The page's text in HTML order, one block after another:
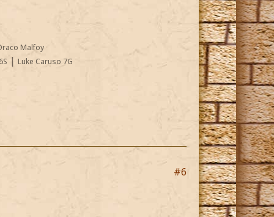
Malfoy
| Luke Caruso 7G
#6